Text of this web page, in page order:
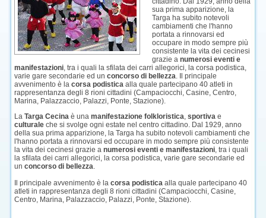
sua prima apparizione, la
Targa ha subito notevoli
cambiamenti che l'hanno
portata a rinnovarsi ed
occupare in modo sempre più
consistente la vita dei cecinesi
grazie a numerosi eventi e
manifestazioni , tra i quali la sfilata dei carri allegorici, la corsa podistica,
varie gare secondarie ed un concorso di bellezza . Il principale
avvenimento è la corsa podistica alla quale partecipano 40 atleti in
rappresentanza degli 8 rioni cittadini (Campaciocchi, Casine, Centro,
Marina, Palazzaccio, Palazzi, Ponte, Stazione).
La Targa Cecina è una manifestazione folkloristica sportiva e
culturale che si svolge ogni estate nel centro cittadino. Dal 1929, anno
della sua prima apparizione, la Targa ha subito notevoli cambiamenti che
l'hanno portata a rinnovarsi ed occupare in modo sempre più consistente
la vita dei cecinesi grazie a numerosi eventi e manifestazioni , tra i quali
la sfilata dei carri allegorici, la corsa podistica, varie gare secondarie ed
un concorso di bellezza
Il principale avvenimento è la corsa podistica alla quale partecipano 40
atleti in rappresentanza degli 8 rioni cittadini (Campaciocchi, Casine,
Centro, Marina, Palazzaccio, Palazzi, Ponte, Stazione).